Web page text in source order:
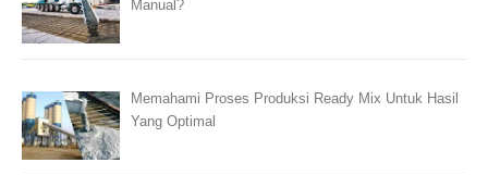
Manual?
Memahami Proses Produksi Ready Mix Untuk Hasil
Yang Optimal